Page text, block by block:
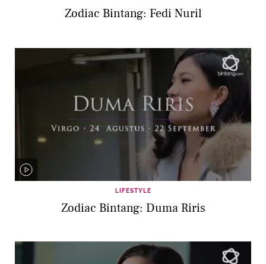
Zodiac Bintang: Fedi Nuril
LIFESTYLE
Zodiac Bintang: Duma Riris